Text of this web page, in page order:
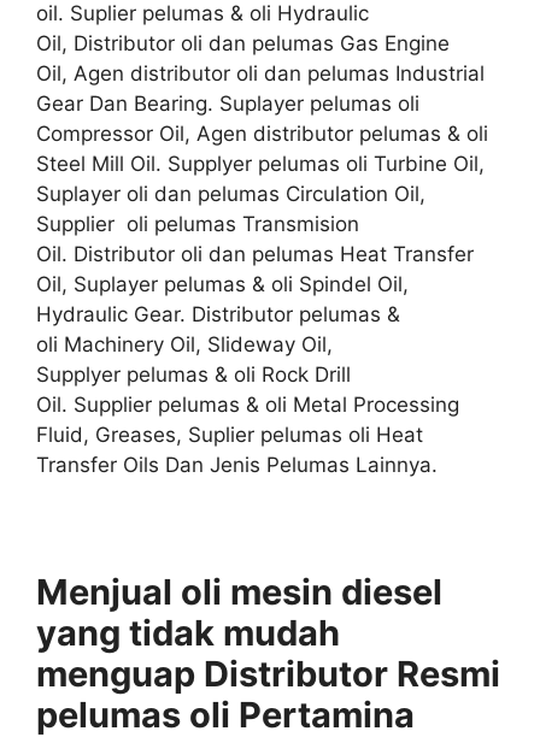
oil. Suplier pelumas & oli Hydraulic
Oil, Distributor oli dan pelumas Gas Engine
Oil, Agen distributor oli dan pelumas Industrial
Gear Dan Bearing. Suplayer pelumas oli
Compressor Oil, Agen distributor pelumas & oli
Steel Mill Oil. Supplyer pelumas oli Turbine Oil,
Suplayer oli dan pelumas Circulation Oil,
Supplier oli pelumas Transmision
Oil. Distributor oli dan pelumas Heat Transfer
Oil, Suplayer pelumas & oli Spindel Oil,
Hydraulic Gear. Distributor pelumas &
oli Machinery Oil, Slideway Oil,
Supplyer pelumas & oli Rock Drill
Oil. Supplier pelumas & oli Metal Processing
Fluid, Greases, Suplier pelumas oli Heat
Transfer Oils Dan Jenis Pelumas Lainnya.
Menjual oli mesin diesel
yang tidak mudah
menguap Distributor Resmi
pelumas oli Pertamina